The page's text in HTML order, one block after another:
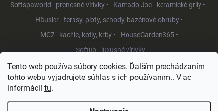
Tento web používa súbory cookies. Ďalším prechádzaním
tohto webu vyjadrujete súhlas s ich používaním.. Viac
informácií tu.
Softspaworld - prenosné vírivky •
Kamado Joe - keramické grily •
Häusler - terasy, ploty, schody, bazénové obruby •
MCZ - kachle, kotly, krby •
HouseGarden365 •
Softub - luxusné vírivky